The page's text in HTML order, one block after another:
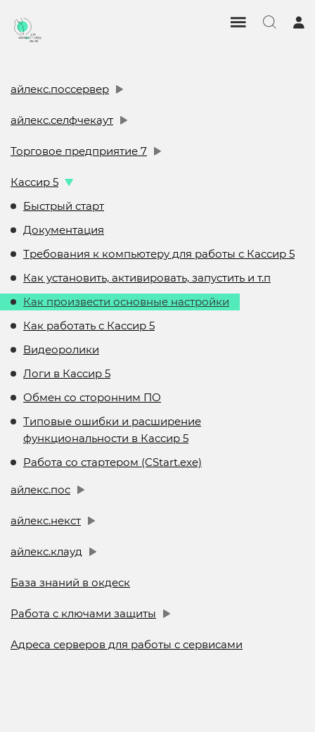
айлекс.поссервер
айлекс.селфчекаут
Торговое предприятие 7
Кассир 5
Быстрый старт
Документация
Требования к компьютеру для работы с Кассир 5
Как установить, активировать, запустить и т.п
Как произвести основные настройки
Как работать с Кассир 5
Видеоролики
Логи в Кассир 5
Обмен со сторонним ПО
Типовые ошибки и расширение
функциональности в Кассир 5
Работа со стартером (CStart.exe)
айлекс.пос
айлекс.некст
айлекс.клауд
База знаний в окдеск
Работа с ключами защиты
Адреса серверов для работы с сервисами